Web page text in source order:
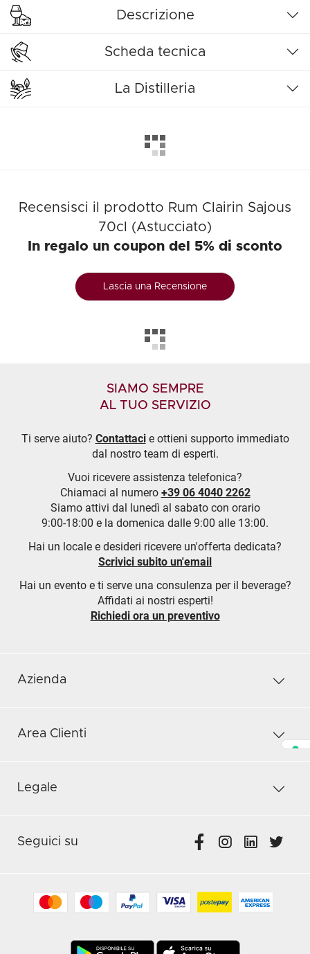
Descrizione
Scheda tecnica
La Distilleria
Recensisci il prodotto Rum Clairin Sajous
70cl (Astucciato)
In regalo un coupon del 5% di sconto
Lascia una Recensione
SIAMO SEMPRE
AL TUO SERVIZIO
Ti serve aiuto? Contattacie ottieni supporto immediato
dal nostro team di esperti.
Vuoi ricevere assistenza telefonica?
Chiamaci al numero +39 06 4040 2262
Siamo attivi dal lunedì al sabato con orario
9:00-18:00 e la domenica dalle 9:00 alle 13:00.
Hai un locale e desideri ricevere un'offerta dedicata?
Scrivici subito un'email
Hai un evento e ti serve una consulenza per il beverage?
Affidati ai nostri esperti!
Richiedi ora un preventivo
Azienda
Area Clienti
Legale
Seguici su